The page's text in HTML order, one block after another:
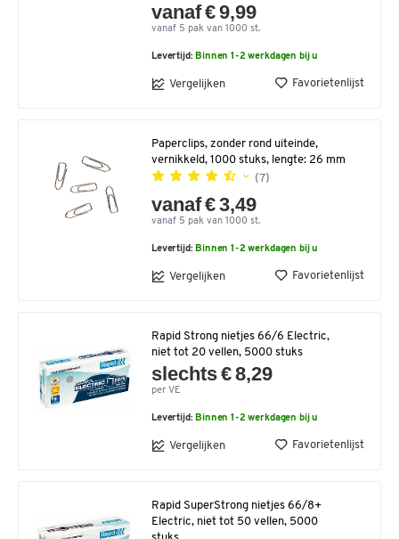
vanaf € 9,99
vanaf 5 pak van 1000 st.
Levertijd: Binnen 1-2 werkdagen bij u
Vergelijken Favorietenlijst
Paperclips, zonder rond uiteinde,
vernikkeld, 1000 stuks, lengte: 26 mm
(7)
vanaf € 3,49
vanaf 5 pak van 1000 st.
Levertijd: Binnen 1-2 werkdagen bij u
Vergelijken Favorietenlijst
Rapid Strong nietjes 66/6 Electric,
niet tot 20 vellen, 5000 stuks
slechts € 8,29
per VE
Levertijd: Binnen 1-2 werkdagen bij u
Vergelijken Favorietenlijst
Rapid SuperStrong nietjes 66/8+
Electric, niet tot 50 vellen, 5000